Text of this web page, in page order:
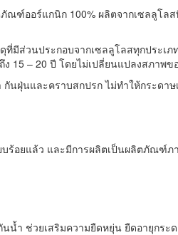
ณฑ์ออร์แกนิก 100% ผลิตจากเซลลูโ
มีส่วนประกอบจากเซลลูโลสทุกประ
15 – 20 ปี โดยไม่เปลี่ยนแปลงสภาพ
นและคราบสกปรก ไม่ทำให้กระดาษ
ร้อยแล้ว และมีการผลิตเป็นผลิตภัณฑ์
น้ำ ช่วยเสริมความยืดหยุ่น ยืดอายุก